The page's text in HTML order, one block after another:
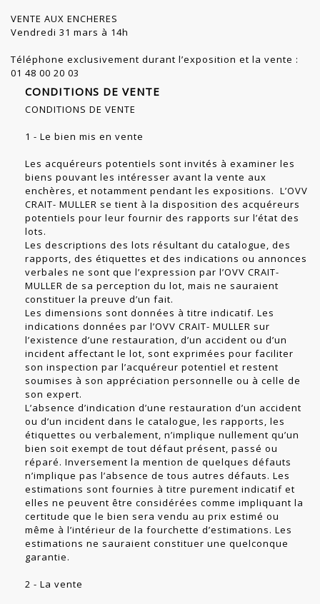
VENTE AUX ENCHERES
Vendredi 31 mars à 14h
Téléphone exclusivement durant l’exposition et la vente :
01 48 00 20 03
CONDITIONS DE VENTE
CONDITIONS DE VENTE
1 - Le bien mis en vente
Les acquéreurs potentiels sont invités à examiner les
biens pouvant les intéresser avant la vente aux
enchères, et notamment pendant les expositions. L’OVV
CRAIT- MULLER se tient à la disposition des acquéreurs
potentiels pour leur fournir des rapports sur l’état des
lots.
Les descriptions des lots résultant du catalogue, des
rapports, des étiquettes et des indications ou annonces
verbales ne sont que l’expression par l’OVV CRAIT-
MULLER de sa perception du lot, mais ne sauraient
constituer la preuve d’un fait.
Les dimensions sont données à titre indicatif. Les
indications données par l’OVV CRAIT- MULLER sur
l’existence d’une restauration, d’un accident ou d’un
incident affectant le lot, sont exprimées pour faciliter
son inspection par l’acquéreur potentiel et restent
soumises à son appréciation personnelle ou à celle de
son expert.
L’absence d’indication d’une restauration d’un accident
ou d’un incident dans le catalogue, les rapports, les
étiquettes ou verbalement, n’implique nullement qu’un
bien soit exempt de tout défaut présent, passé ou
réparé. Inversement la mention de quelques défauts
n’implique pas l’absence de tous autres défauts. Les
estimations sont fournies à titre purement indicatif et
elles ne peuvent être considérées comme impliquant la
certitude que le bien sera vendu au prix estimé ou
même à l’intérieur de la fourchette d’estimations. Les
estimations ne sauraient constituer une quelconque
garantie.
2 - La vente